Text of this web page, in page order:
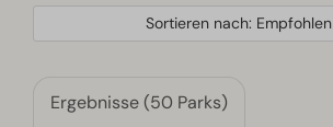
Sortieren nach: Empfohlen
Ergebnisse (50 Parks)